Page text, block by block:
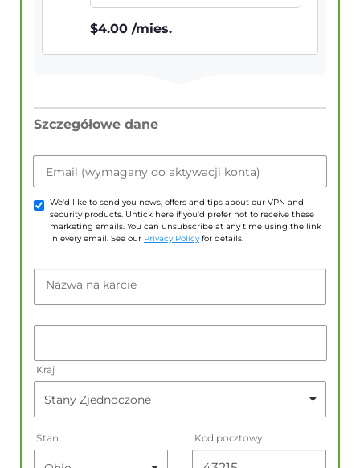
$4.00 /mies.
Szczegółowe dane
Email (wymagany do aktywacji konta)
We'd like to send you news, offers and tips about our VPN and
security products. Untick here if you'd prefer not to receive these
marketing emails. You can unsubscribe at any time using the link
in every email. See our Privacy Policy for details.
Nazwa na karcie
Kraj
Stan Kod pocztowy